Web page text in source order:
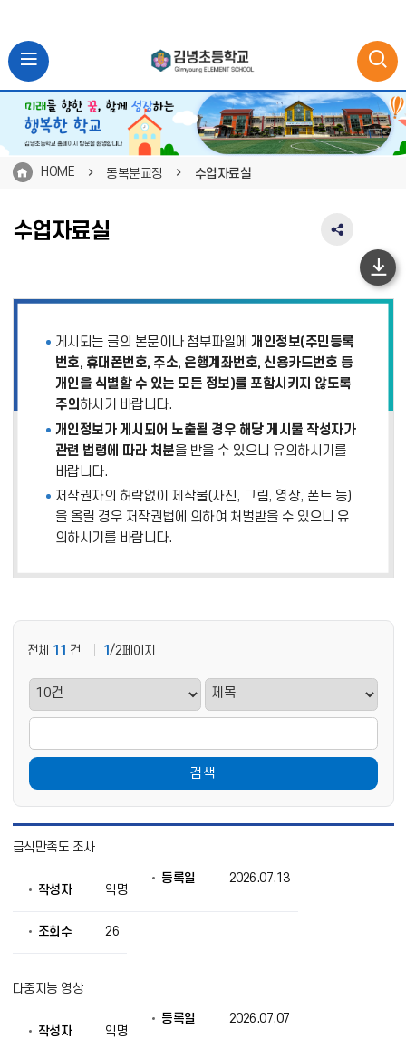
HOME 동복분교장 수업자료실
수업자료실
SNS
역
치
기
게시되는 글의 본문이나 첨부파일에 개인정보(주민등록
번호, 휴대폰번호, 주소, 은행계좌번호, 신용카드번호 등
개인을 식별할 수 있는 모든 정보)를 포함시키지 않도록
주의 하시기 바랍니다.
개인정보가 게시되어 노출될 경우 해당 게시물 작성자가
관련 법령에 따라 처분을 받을 수 있으니 유의하시기를
바랍니다.
저작권자의 허락없이 제작물(사진, 그림, 영상, 폰트 등)
을 올릴 경우 저작권법에 의하여 처벌받을 수 있으니 유
의하시기를 바랍니다.
전체 11 건 1 /2페이지
검색
업
로
번
호,
급식만족도 조사
작성자 익명
등록일 2026.07.13
조회수 26
다중지능 영상
작성자 익명
등록일 2026.07.07
하
단